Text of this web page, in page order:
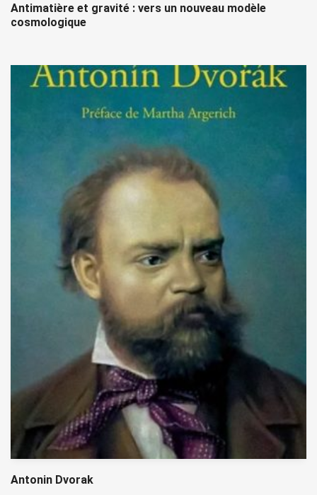
Antimatière et gravité : vers un nouveau modèle
cosmologique
Antonin Dvorak